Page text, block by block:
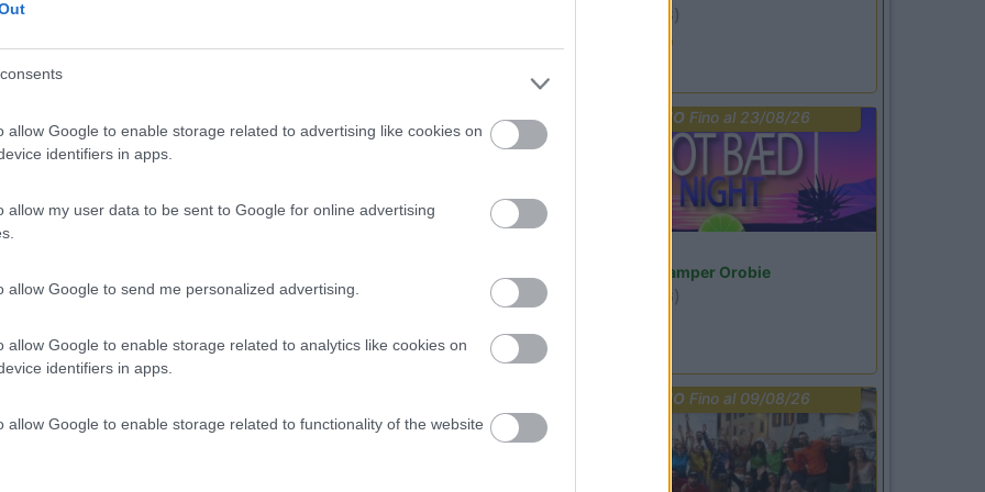
allow Google to enable storage related to advertising like cookies on
identifiers in apps.
allow my user data to be sent to Google for online advertising
allow Google to send me personalized advertising.
allow Google to enable storage related to analytics like cookies on
identifiers in apps.
allow Google to enable storage related to functionality of the website
Posizione
per 6 veicoli con CS, allaccio elettrico,...
11
Posizione
(MC) - 22.8km
Acquaviva, 569
(BG)
Ardesio si blocca
PROMO Fino al 23/08/26
Area Sosta Camper Orobie
(BG)
PROMO Fino al 09/08/26